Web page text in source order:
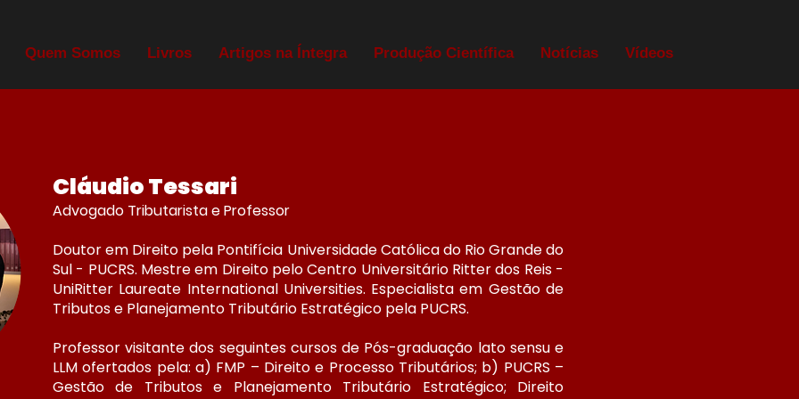
Quem Somos Livros Artigos na Íntegra Produção Científica Notícias Vídeos
Cláudio Tessari
Advogado Tributaristae Professor
Doutor em Direito pela Pontifícia Universidade Católica do Rio Grande do
Sul - PUCRS. Mestre em Direito pelo Centro Universitário Ritter dos Reis -
UniRitter Laureate International Universities. Especialista em Gestão de
Tributos e Planejamento Tributário Estratégico pela PUCRS.
Professor visitante dos seguintes cursos de Pós-graduação lato sensu e
LLM ofertados pela: a) FMP – Direito e Processo Tributários; b) PUCRS –
Gestão de Tributos e Planejamento Tributário Estratégico; Direito